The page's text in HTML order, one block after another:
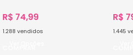
R$ 74,99
1.288 vendidos
R$
1.445